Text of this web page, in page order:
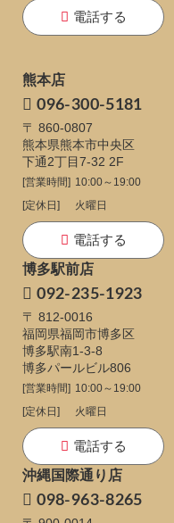
電話する
熊本店
096-300-5181
〒 860-0807
熊本県熊本市中央区
下通2丁目7-32 2F
[営業時間] 10:00～19:00
[定休日]
火曜日
電話する
博多駅前店
092-235-1923
〒 812-0016
福岡県福岡市博多区
博多駅南1-3-8
博多パールビル806
[営業時間] 10:00～19:00
[定休日]
火曜日
電話する
沖縄国際通り店
098-963-8265